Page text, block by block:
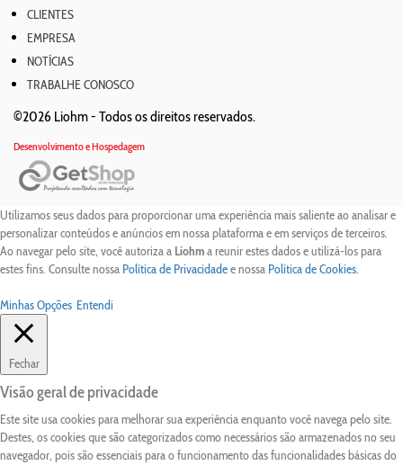
CLIENTES
EMPRESA
NOTÍCIAS
TRABALHE CONOSCO
©2026 Liohm - Todos os direitos reservados.
Desenvolvimento e Hospedagem
Utilizamos seus dados para proporcionar uma experiência mais saliente ao analisar e
personalizar conteúdos e anúncios em nossa plataforma e em serviços de terceiros.
Ao navegar pelo site, você autoriza a Liohma reunir estes dados e utilizá-los para
estes fins. Consulte nossa Política de Privacidadee nossa Política de Cookies.
Minhas Opções Entendi
Fechar
Visão geral de privacidade
Este site usa cookies para melhorar sua experiência enquanto você navega pelo site.
Destes, os cookies que são categorizados como necessários são armazenados no seu
navegador, pois são essenciais para o funcionamento das funcionalidades básicas do